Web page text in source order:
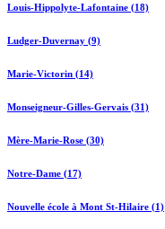
Louis-Hippolyte-Lafontaine (18)
Ludger-Duvernay (9)
Marie-Victorin (14)
Monseigneur-Gilles-Gervais (31)
Mère-Marie-Rose (30)
Notre-Dame (17)
Nouvelle école à Mont St-Hilaire (1)